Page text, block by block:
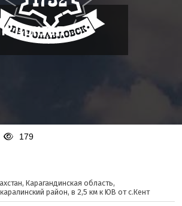
Донгал
179
Карагандинская область,
район, в 2,5 км к ЮВ от с.Кент